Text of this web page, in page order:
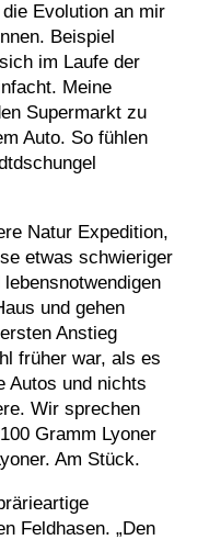
Evolution an mir
Beispiel
im Laufe der
Meine
Supermarkt zu
Auto. So fühlen
Natur Expedition,
etwas schwieriger
und gehen
Anstieg
früher war, als es
Autos und nichts
Wir sprechen
Gramm Lyoner
Am Stück.
Feldhasen. „Den